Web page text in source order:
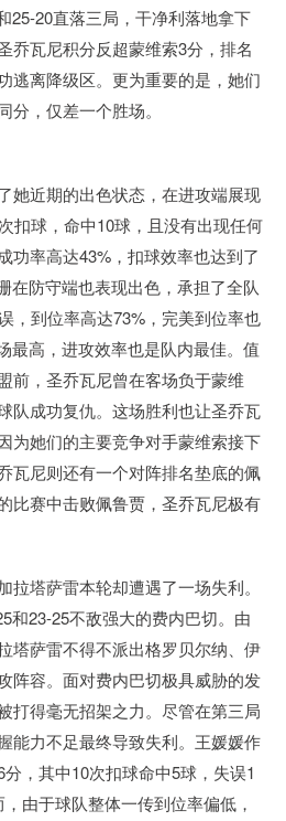
25-20直落三局，干净利落地拿下
乔瓦尼积分反超蒙维索3分，排名
逃离降级区。更为重要的是，她们
分，仅差一个胜场。
她近期的出色状态，在进攻端展现
扣球，命中10球，且没有出现任何
功率高达43%，扣球效率也达到了
在防守端也表现出色，承担了全队
，到位率高达73%，完美到位率也
最高，进攻效率也是队内最佳。值
前，圣乔瓦尼曾在客场负于蒙维
队成功复仇。这场胜利也让圣乔瓦
为她们的主要竞争对手蒙维索接下
瓦尼则还有一个对阵排名垫底的佩
比赛中击败佩鲁贾，圣乔瓦尼极有
塔萨雷本轮却遭遇了一场失利。
和23-25不敌强大的费内巴切。由
塔萨雷不得不派出格罗贝尔纳、伊
阵容。面对费内巴切极具威胁的发
打得毫无招架之力。尽管在第三局
能力不足最终导致失利。王媛媛作
，其中10次扣球命中5球，失误1
由于球队整体一传到位率偏低，